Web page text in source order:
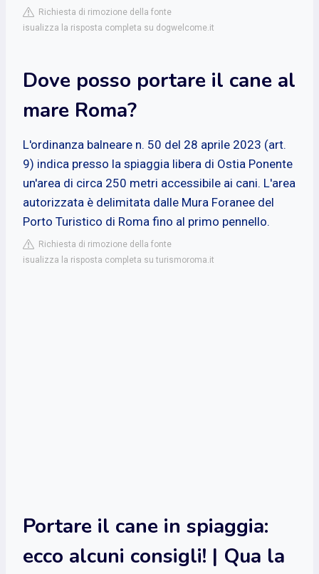
Richiesta di rimozione della fonte
isualizza la risposta completa su dogwelcome.it
Dove posso portare il cane al
mare Roma?
L'ordinanza balneare n. 50 del 28 aprile 2023 (art.
9) indica presso la spiaggia libera di Ostia Ponente
un'area di circa 250 metri accessibile ai cani. L'area
autorizzata è delimitata dalle Mura Foranee del
Porto Turistico di Roma fino al primo pennello.
Richiesta di rimozione della fonte
isualizza la risposta completa su turismoroma.it
Portare il cane in spiaggia:
ecco alcuni consigli! | Qua la